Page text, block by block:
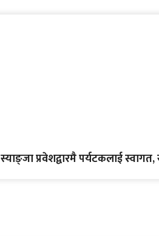
स्याङ्जा प्रवेशद्वारमै पर्यटकलाई